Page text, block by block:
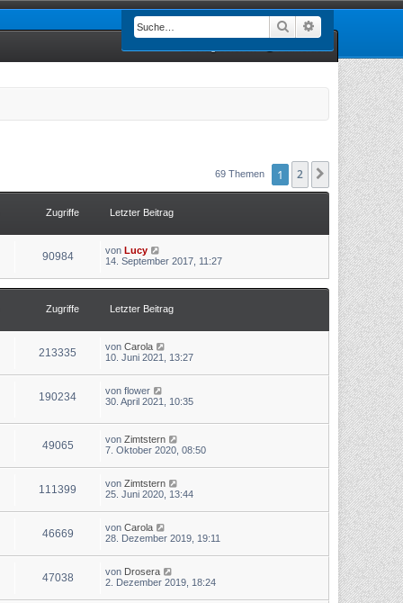
Suche
69 Themen 1 2 Nächste
Zugriffe Letzter Beitrag
90984 von Lucy
14. September 2017, 11:27
Zugriffe Letzter Beitrag
213335 von Carola
10. Juni 2021, 13:27
190234 von flower
30. April 2021, 10:35
49065 von Zimtstern
7. Oktober 2020, 08:50
111399 von Zimtstern
25. Juni 2020, 13:44
46669 von Carola
28. Dezember 2019, 19:11
47038 von Drosera
2. Dezember 2019, 18:24